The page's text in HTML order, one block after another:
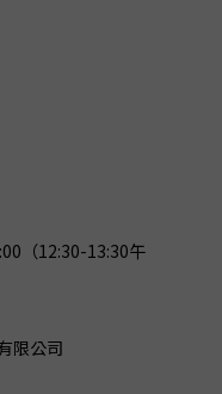
（12:30-13:30午
限公司